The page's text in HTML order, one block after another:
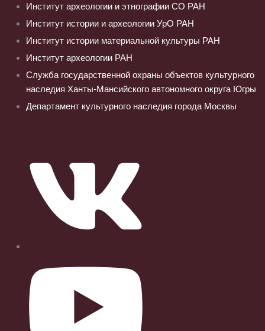
Институт археологии и этнографии СО РАН
Институт истории и археологии УрО РАН
Институт истории материальной культуры РАН
Институт археологии РАН
Служба государственной охраны объектов культурного
наследия Ханты-Мансийского автономного округа Югры
Департамент культурного наследия города Москвы